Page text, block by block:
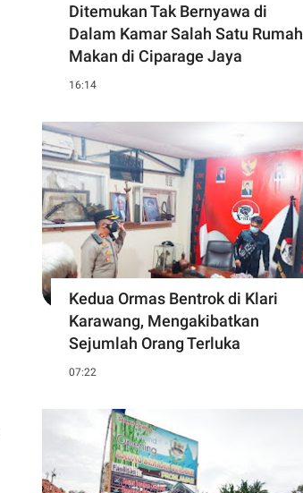
Ditemukan Tak Bernyawa di
Dalam Kamar Salah Satu Rumah
Makan di Ciparage Jaya
16:14
Kedua Ormas Bentrok di Klari
Karawang, Mengakibatkan
Sejumlah Orang Terluka
07:22